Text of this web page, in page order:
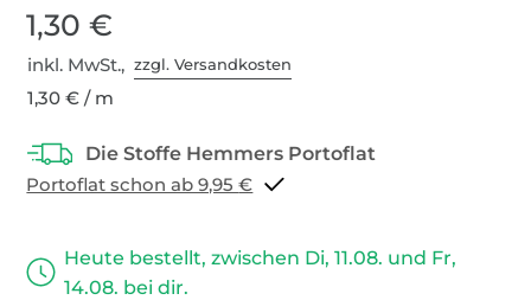
1,30 €
inkl. MwSt.,zzgl. Versandkosten
1,30 € / m
Portoflat schon ab 9,95 €
Heute bestellt, zwischen Di, 11.08. und Fr,
14.08. bei dir.